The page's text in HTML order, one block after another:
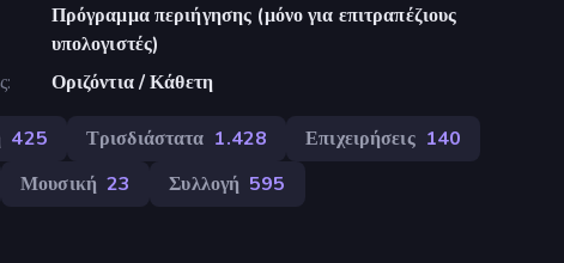
Πρόγραμμα περιήγησης (μόνο για επιτραπέζιους
υπολογιστές)
Οριζόντια / Κάθετη
425 Τρισδιάστατα 1.428 Επιχειρήσεις 140
Μουσική 23 Συλλογή 595